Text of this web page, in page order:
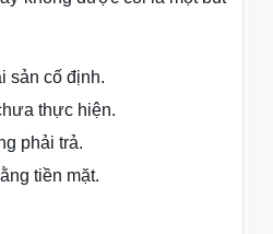
sản cố định.
thực hiện.
phải trả.
tiền mặt.